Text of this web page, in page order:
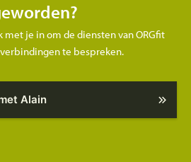
met je in om de diensten van ORGfit
te bespreken.
Alain